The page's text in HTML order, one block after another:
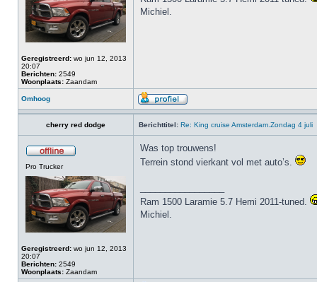
Geregistreerd: wo jun 12, 2013
20:07
Berichten: 2549
Woonplaats: Zaandam
Michiel.
Omhoog
cherry red dodge Berichttitel: Re: King cruise Amsterdam.Zondag 4 juli
Pro Trucker
Geregistreerd: wo jun 12, 2013
20:07
Berichten: 2549
Woonplaats: Zaandam
Was top trouwens!
Terrein stond vierkant vol met auto’s.
Ram 1500 Laramie 5.7 Hemi 2011-tuned.
Michiel.